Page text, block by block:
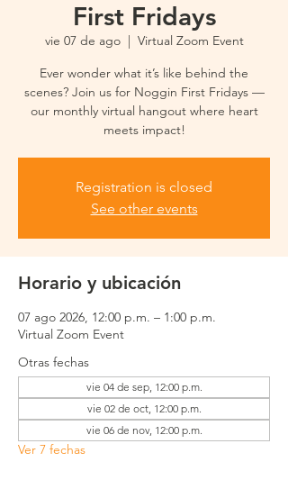
First Fridays
vie 07 de ago
  |
Virtual Zoom Event
Ever wonder what it’s like behind the
scenes? Join us for Noggin First Fridays —
our monthly virtual hangout where heart
meets impact!
Registration is closed
See other events
Horario y ubicación
07 ago 2026, 12:00 p.m. – 1:00 p.m.
Virtual Zoom Event
Otras fechas
vie 04 de sep, 12:00 p.m.
vie 02 de oct, 12:00 p.m.
vie 06 de nov, 12:00 p.m.
Ver 7 fechas